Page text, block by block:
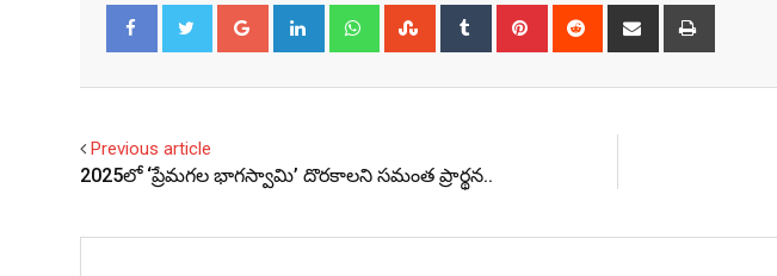
Google+ LinkedIn WhatsappStumbleUpon
Tumblr Pinterest Reddit
Share
Previous article
2025లో ‘ప్రేమగల భాగస్వామి’ దొరకాలని సమంత ప్రార్థన..